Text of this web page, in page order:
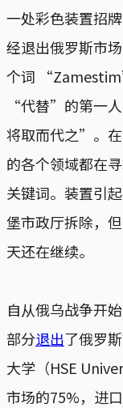
一处彩色装置招
经退出俄罗斯市
个词
“代替”的第一
将取而代之”。
的各个领域都在
关键词。装置引
堡市政厅拆除，
天还在继续。
自从俄乌战争开
部分退出了俄罗
大学（HSE
市场的75%，进